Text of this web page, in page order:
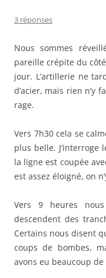
3 réponses
Nous sommes
pareille crépite du
jour. L’artillerie ne
d’acier, mais rien n’y
rage.
Vers 7h30 cela se
plus belle.
la ligne est coupée
est assez éloigné, on
Vers 9 heures
descendent des
Certains nous disent
coups de bombes,
avons eu beaucoup